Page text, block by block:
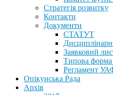
Стратегія розвитку
Контакти
Документи
СТАТУТ
Заявковий
Типова форма
Регламент
Опікунська Рада
Архів